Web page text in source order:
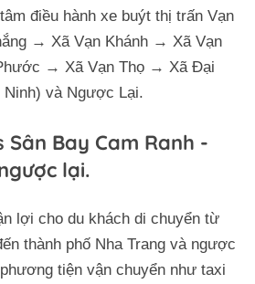
điều hành xe buýt thị trấn Vạn
→ Xã Vạn Khánh → Xã Vạn
→ Xã Vạn Thọ → Xã Đại
Ninh) và Ngược Lại.
Sân Bay Cam Ranh -
lại.
lợi cho du khách di chuyển từ
thành phố Nha Trang và ngược
tiện vận chuyển như taxi